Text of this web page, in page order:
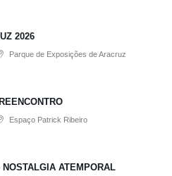
2026
Parque de Exposições de Aracruz
Espaço Patrick Ribeiro
ATEMPORAL